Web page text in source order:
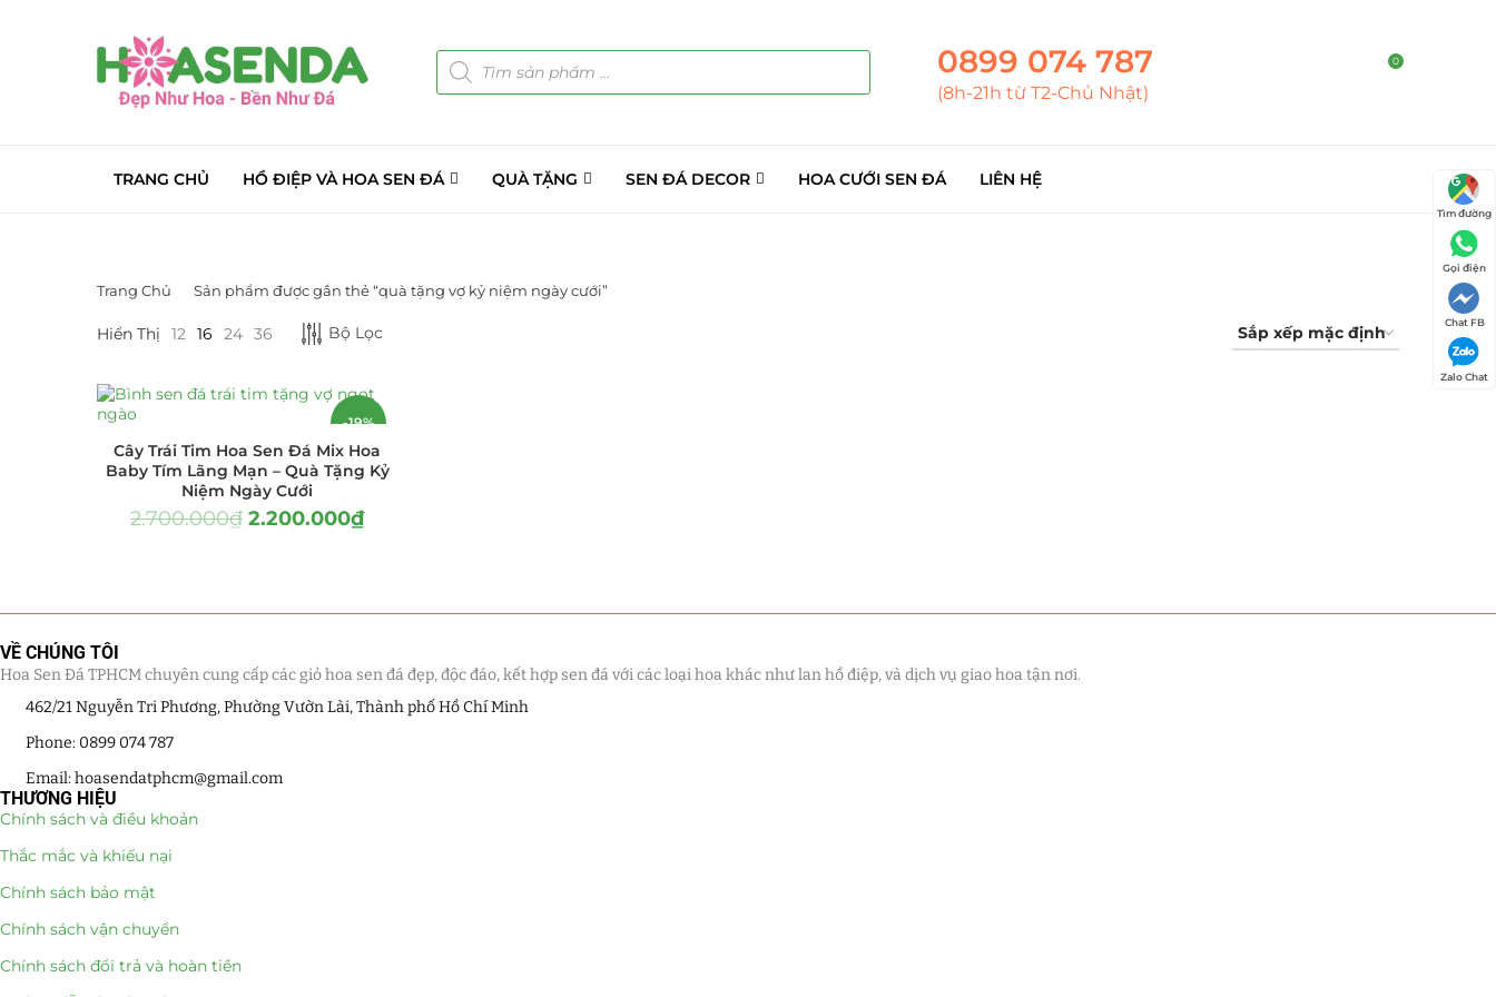
0899 074 787
(8h-21h từ T2-Chủ Nhật)
0
TRANG CHỦ HỒ ĐIỆP VÀ HOA SEN ĐÁ QUÀ TẶNG SEN ĐÁ DECOR HOA CƯỚI SEN ĐÁ LIÊN HỆ
DANH MỤC SẢN PHẨM
Cây Sen Đá Giá Sỉ
Chậu Sen Đá Mini (8)
Hồ Điệp và Hoa Sen đá (289)
Lũa Hồ Điệp Sen Đá
(91)
Tiểu Cảnh Lan Sen Đá (63)
Hoa Ngày Lễ 8/3
Hoa Tặng 14/2
Hoa Tặng 20/10
Quà Tặng
Quà Noel - Quà Giáng Sinh
Quà Tặng Khách Hàng
Trang Chủ Sản phẩm được gắn thẻ “quà tặng vợ kỷ niệm ngày cưới”
Hiển Thị 12 16 24 36 Bộ Lọc
-19%
Cây Trái Tim Hoa Sen Đá Mix Hoa
Baby Tím Lãng Mạn – Quà Tặng Kỷ
Niệm Ngày Cưới
2.700.000₫ 2.200.000₫
VỀ CHÚNG TÔI
Hoa Sen Đá TPHCM chuyên cung cấp các giỏ hoa sen đá đẹp, độc đáo, kết hợp sen đá với các loại hoa khác như lan hồ điệp, và dịch vụ giao hoa tận nơi.
462/21 Nguyễn Tri Phương, Phường Vườn Lài, Thành phố Hồ Chí Minh
Phone: 0899 074 787
Email: hoasendatphcm@gmail.com
THƯƠNG HIỆU
Chính sách và điều khoản
Thắc mắc và khiếu nại
Chính sách bảo mật
Chính sách vận chuyển
Chính sách đổi trả và hoàn tiền
Tìm đường
Gọi điện
Chat FB
Zalo Chat